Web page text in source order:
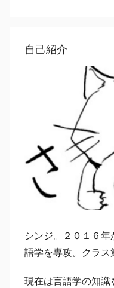
自己紹介
シンジ。２０１６
語学を専攻。クラス
現在は言語学の知識